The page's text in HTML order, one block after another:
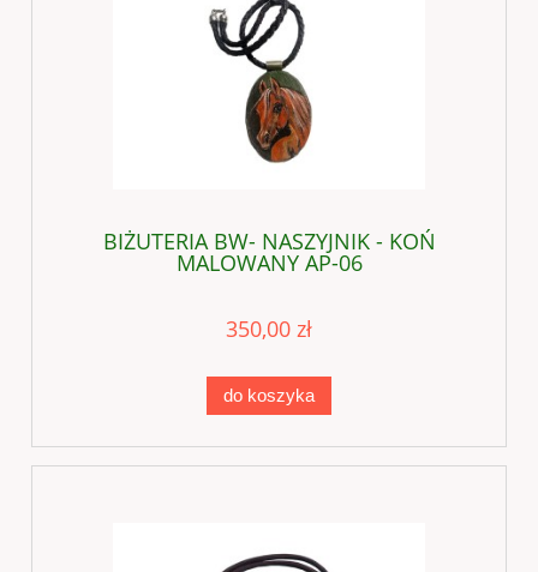
BIŻUTERIA BW- NASZYJNIK - KOŃ
MALOWANY AP-06
350,00 zł
do koszyka